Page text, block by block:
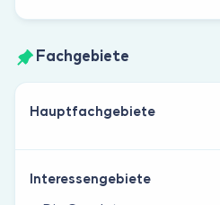
Fachgebiete
Hauptfachgebiete
Interessengebiete